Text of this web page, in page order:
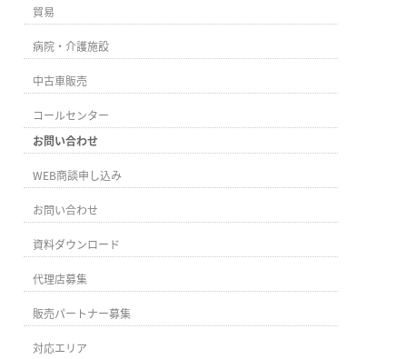
貿易
病院・介護施設
中古車販売
コールセンター
お問い合わせ
WEB商談申し込み
お問い合わせ
資料ダウンロード
代理店募集
販売パートナー募集
対応エリア